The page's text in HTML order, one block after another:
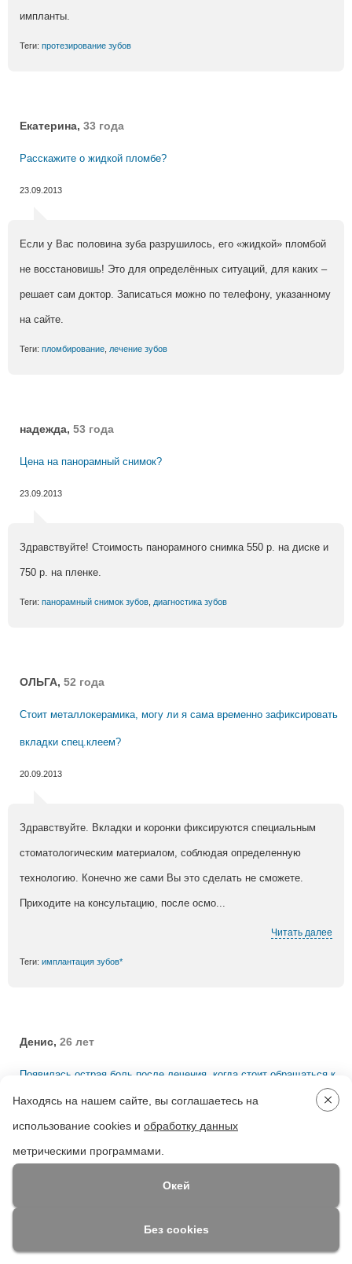
импланты.
Теги: протезирование зубов
Екатерина, 33 года
Расскажите о жидкой пломбе?
23.09.2013
Если у Вас половина зуба разрушилось, его «жидкой» пломбой
не восстановишь! Это для определённых ситуаций, для каких –
решает сам доктор. Записаться можно по телефону, указанному
на сайте.
Теги: пломбирование лечение зубов
надежда, 53 года
Цена на панорамный снимок?
23.09.2013
Здравствуйте! Стоимость панорамного снимка 550 р. на диске и
750 р. на пленке.
Теги: панорамный снимок зубов диагностика зубов
ОЛЬГА, 52 года
Стоит металлокерамика, могу ли я сама временно зафиксировать
вкладки спец.клеем?
20.09.2013
Здравствуйте. Вкладки и коронки фиксируются специальным
стоматологическим материалом, соблюдая определенную
технологию. Конечно же сами Вы это сделать не сможете.
Приходите на консультацию, после осмо...
Читать далее
Теги: имплантация зубов*
Денис, 26 лет
Появилась острая боль после лечения, когда стоит обращаться к
врачу?
После лечения зуба не должно быть острой боли, Вы должны
Находясь на нашем сайте, вы соглашаетесь на
использование cookies и обработку данных
метрическими программами.
Окей
Без cookies